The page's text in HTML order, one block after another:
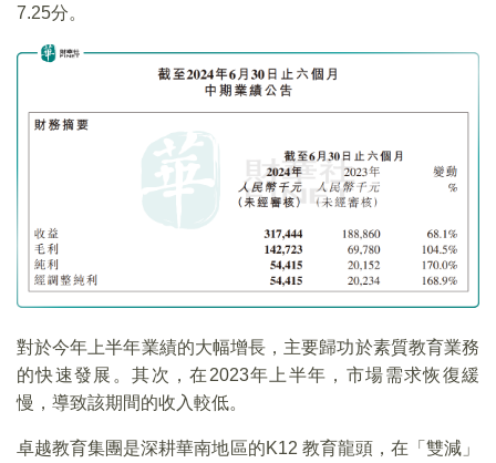
7.25分。
對於今年上半年業績的大幅增長，主要歸功於素質教育業務
的快速發展。其次，在2023年上半年，市場需求恢復緩
慢，導致該期間的收入較低。
卓越教育集團是深耕華南地區的K12 教育龍頭，在「雙減」